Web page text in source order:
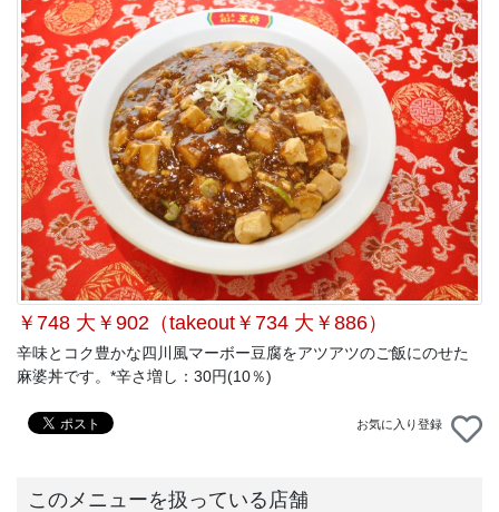
￥748 大￥902（takeout￥734 大￥886）
辛味とコク豊かな四川風マーボー豆腐をアツアツのご飯にのせた
麻婆丼です。*辛さ増し：30円(10％)
お気に入り登録
このメニューを扱っている店舗